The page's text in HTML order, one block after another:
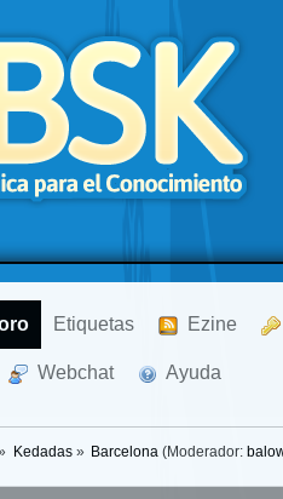
Etiquetas Ezine
Webchat Ayuda
Kedadas» Barcelona (Moderador: